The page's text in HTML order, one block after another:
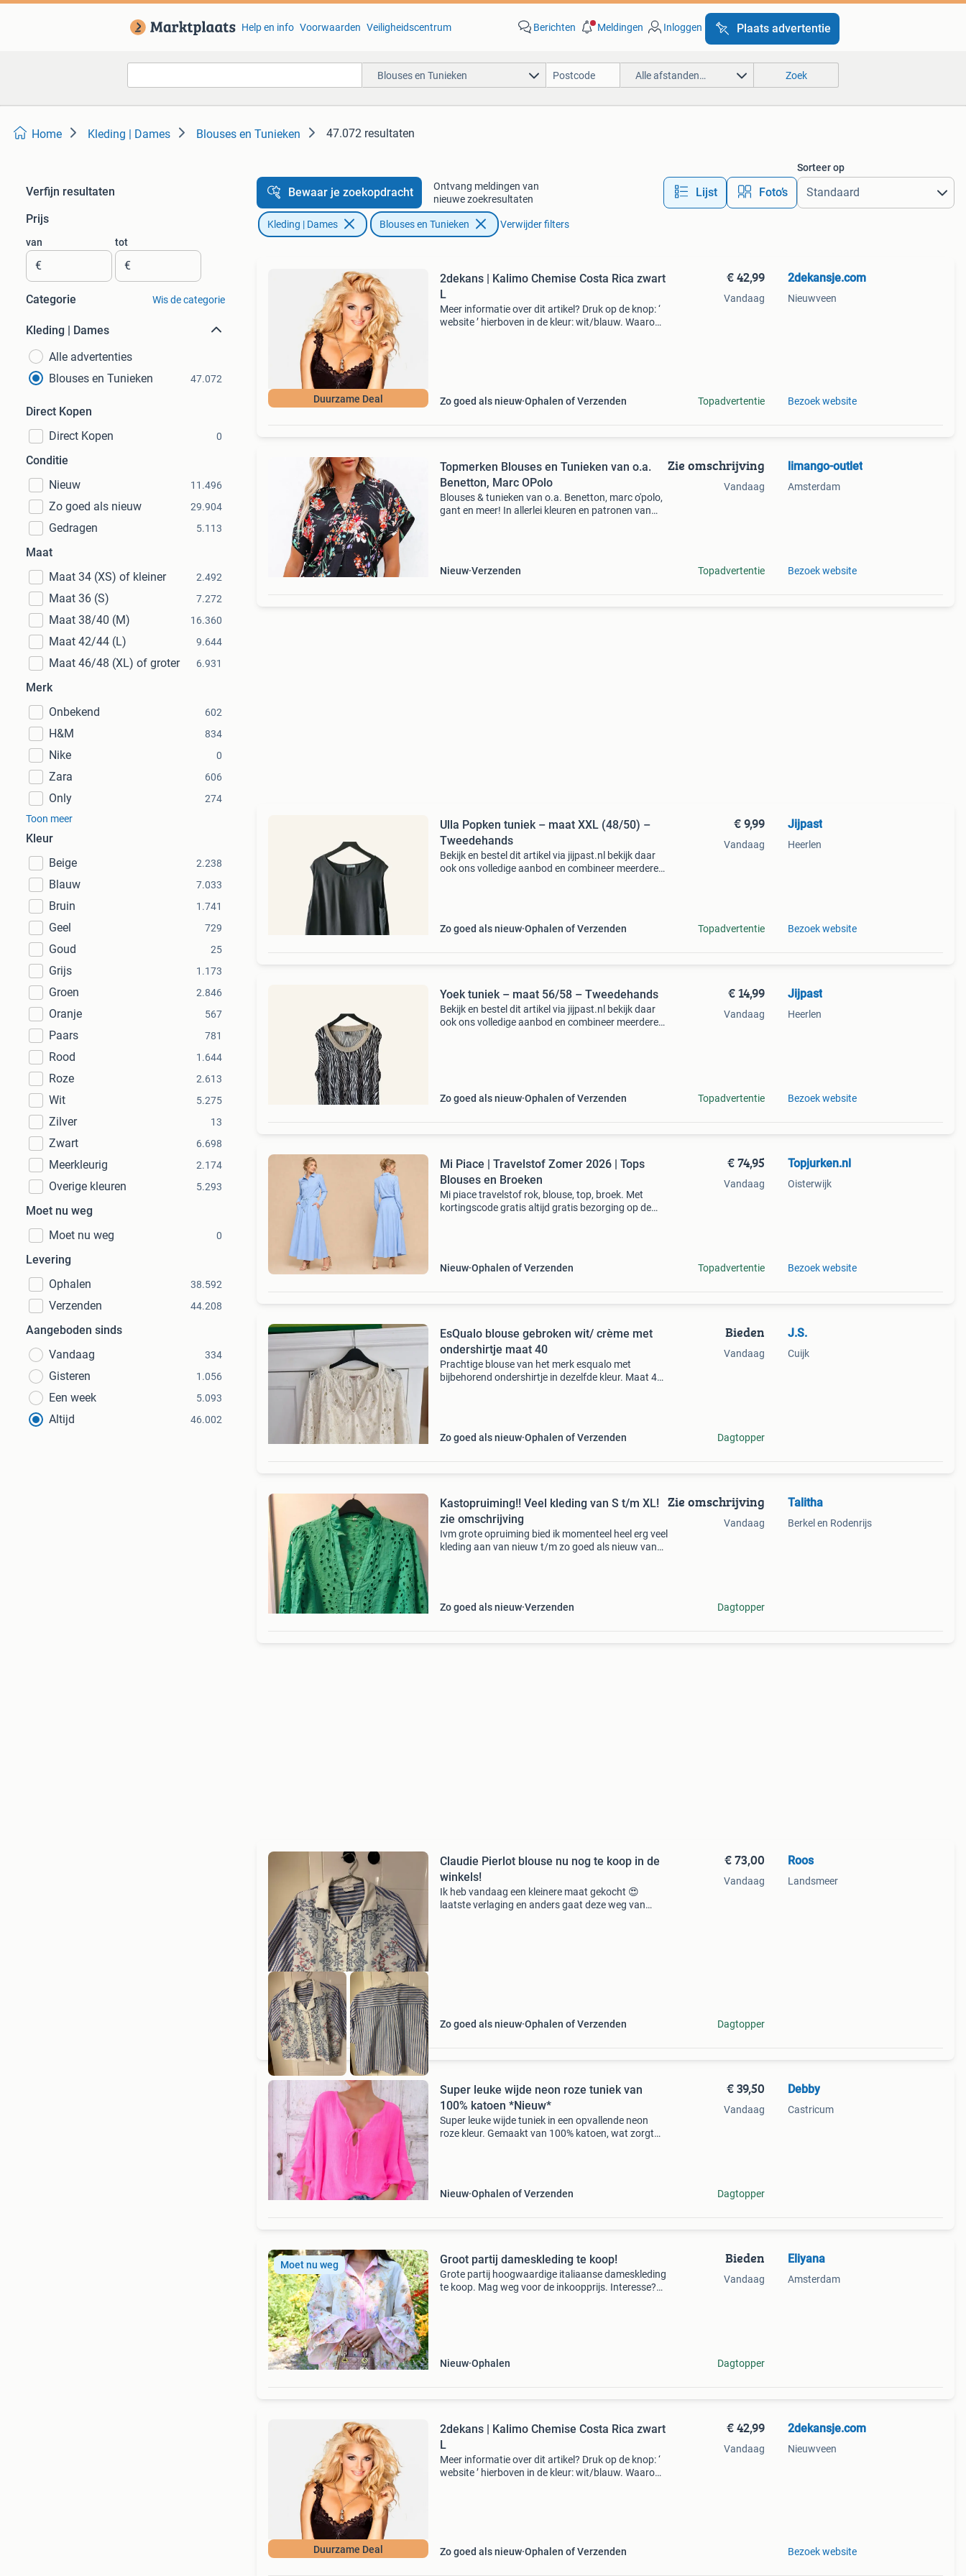
Help en info Voorwaarden Veiligheidscentrum Berichten Meldingen Inloggen Plaats advertentie
Blouses en Tunieken Alle afstanden… Zoek
Home Kleding | Dames Blouses en Tunieken 47.072 resultaten
Verfijn resultaten
Prijs
van
€
tot
€
Categorie Wis de categorie
Kleding | Dames
Alle advertenties
Blouses en Tunieken
47.072
Direct Kopen
Direct Kopen
0
Conditie
Nieuw
11.496
Zo goed als nieuw 29.904
Gedragen 5.113
Maat
Maat 34 (XS) of kleiner
2.492
Maat 36 (S) 7.272
Maat 38/40 (M) 16.360
Maat 42/44 (L) 9.644
Maat 46/48 (XL) of groter 6.931
Merk
Onbekend
602
H&M 834
Nike 0
Zara 606
Only
274
Toon meer
Kleur
Beige
2.238
Blauw 7.033
Bruin 1.741
Geel 729
Goud 25
Grijs 1.173
Groen 2.846
Oranje 567
Paars 781
Rood 1.644
Roze 2.613
Wit 5.275
Zilver 13
Zwart 6.698
Meerkleurig 2.174
Overige kleuren 5.293
Moet nu weg
Moet nu weg
0
Levering
Ophalen
38.592
Verzenden 44.208
Aangeboden sinds
Vandaag
334
Gisteren 1.056
Een week 5.093
Altijd 46.002
Bewaar je zoekopdracht
Ontvang meldingen van
nieuwe zoekresultaten
Lijst Foto’s
Sorteer op
Kleding | Dames Blouses en Tunieken Verwijder filters
Duurzame Deal
2dekans | Kalimo Chemise Costa Rica zwart
L
Meer informatie over dit artikel? Druk op de knop: ‘
website ’ hierboven in de kleur: wit/blauw. Waarom
Zo goed als nieuw Ophalen of Verzenden
€ 42,99
Vandaag
Topadvertentie
2dekansje.com
Nieuwveen
Bezoek website
Topmerken Blouses en Tunieken van o.a.
Benetton, Marc OPolo
Blouses & tunieken van o.a. Benetton, marc o'polo,
gant en meer! In allerlei kleuren en patronen van
Nieuw Verzenden
Zie omschrijving
Vandaag
Topadvertentie
limango-outlet
Amsterdam
Bezoek website
Ulla Popken tuniek – maat XXL (48/50) –
Tweedehands
Bekijk en bestel dit artikel via jijpast.nl bekijk daar
ook ons volledige aanbod en combineer meerdere
Zo goed als nieuw Ophalen of Verzenden
€ 9,99
Vandaag
Topadvertentie
Jijpast
Heerlen
Bezoek website
Yoek tuniek – maat 56/58 – Tweedehands
Bekijk en bestel dit artikel via jijpast.nl bekijk daar
ook ons volledige aanbod en combineer meerdere
Zo goed als nieuw Ophalen of Verzenden
€ 14,99
Vandaag
Topadvertentie
Jijpast
Heerlen
Bezoek website
Mi Piace | Travelstof Zomer 2026 | Tops
Blouses en Broeken
Mi piace travelstof rok, blouse, top, broek. Met
kortingscode gratis altijd gratis bezorging op de
Nieuw Ophalen of Verzenden
€ 74,95
Vandaag
Topadvertentie
Topjurken.nl
Oisterwijk
Bezoek website
EsQualo blouse gebroken wit/ crème met
ondershirtje maat 40
Prachtige blouse van het merk esqualo met
bijbehorend ondershirtje in dezelfde kleur. Maat 40.
Zo goed als nieuw Ophalen of Verzenden
Bieden
Vandaag
Dagtopper
J.S.
Cuijk
Kastopruiming!! Veel kleding van S t/m XL!
zie omschrijving
Ivm grote opruiming bied ik momenteel heel erg veel
kleding aan van nieuw t/m zo goed als nieuw van
Zo goed als nieuw Verzenden
Zie omschrijving
Vandaag
Dagtopper
Talitha
Berkel en Rodenrijs
Claudie Pierlot blouse nu nog te koop in de
winkels!
Ik heb vandaag een kleinere maat gekocht 😍
laatste verlaging en anders gaat deze weg van
Zo goed als nieuw Ophalen of Verzenden
€ 73,00
Vandaag
Dagtopper
Roos
Landsmeer
Super leuke wijde neon roze tuniek van
100% katoen *Nieuw*
Super leuke wijde tuniek in een opvallende neon
roze kleur. Gemaakt van 100% katoen, wat zorgt
Nieuw Ophalen of Verzenden
€ 39,50
Vandaag
Dagtopper
Debby
Castricum
Moet nu weg Groot partij dameskleding te koop!
Grote partij hoogwaardige italiaanse dameskleding
te koop. Mag weg voor de inkoopprijs. Interesse?
Nieuw Ophalen
Bieden
Vandaag
Dagtopper
Eliyana
Amsterdam
Duurzame Deal
2dekans | Kalimo Chemise Costa Rica zwart
L
Meer informatie over dit artikel? Druk op de knop: ‘
website ’ hierboven in de kleur: wit/blauw. Waarom
Zo goed als nieuw Ophalen of Verzenden
€ 42,99
Vandaag
2dekansje.com
Nieuwveen
Bezoek website